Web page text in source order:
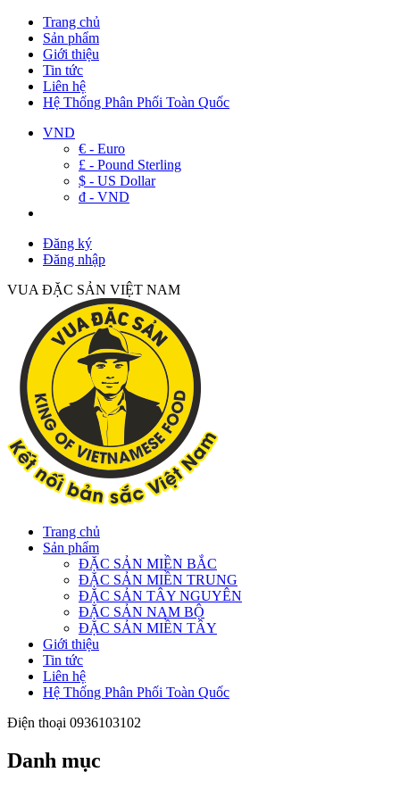
Trang chủ
Sản phẩm
Giới thiệu
Tin tức
Liên hệ
Hệ Thống Phân Phối Toàn Quốc
VND
€ - Euro
£ - Pound Sterling
$ - US Dollar
đ - VND
Đăng ký
Đăng nhập
VUA ĐẶC SẢN VIỆT NAM
Trang chủ
Sản phẩm
ĐẶC SẢN MIỀN BẮC
ĐẶC SẢN MIỀN TRUNG
ĐẶC SẢN TÂY NGUYÊN
ĐẶC SẢN NAM BỘ
ĐẶC SẢN MIỀN TÂY
Giới thiệu
Tin tức
Liên hệ
Hệ Thống Phân Phối Toàn Quốc
Điện thoại 0936103102
Danh mục